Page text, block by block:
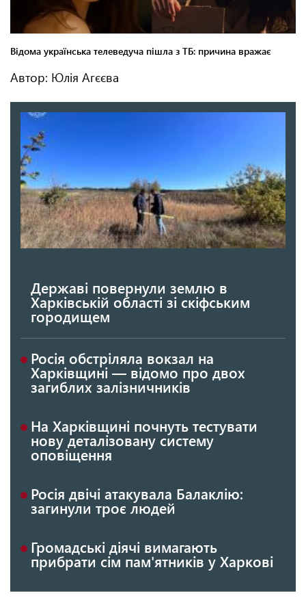
Автор: Юлія Агєєва
Державі повернули землю в
Харківській області зі скіфським
городищем
Росія обстріляла вокзал на
Харківщині — відомо про двох
загиблих залізничників
На Харківщині почнуть тестувати
нову деталізовану систему
оповіщення
Росія двічі атакувала Балаклію:
загинули троє людей
Громадські діячі вимагають
прибрати сім пам'ятників у Харкові